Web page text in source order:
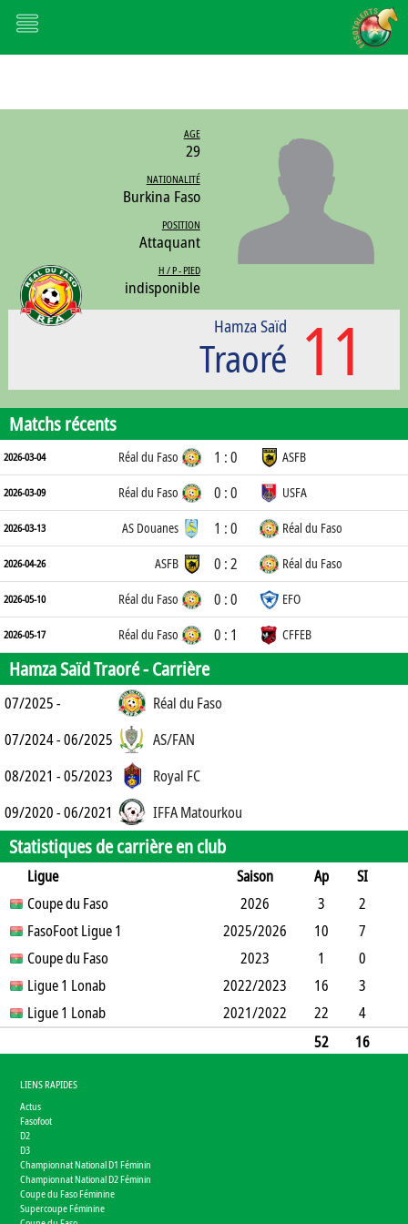
AGE
29
NATIONALITÉ
Burkina Faso
POSITION
Attaquant
H / P - PIED
indisponible
11
Hamza Saïd
Traoré
Matchs récents
2026-03-04 Réal du Faso 1 : 0 ASFB
2026-03-09 Réal du Faso 0 : 0 USFA
2026-03-13 AS Douanes 1 : 0 Réal du Faso
2026-04-26 ASFB 0 : 2 Réal du Faso
2026-05-10 Réal du Faso 0 : 0 EFO
2026-05-17 Réal du Faso 0 : 1 CFFEB
Hamza Saïd Traoré -Carrière
07/2025 -
Réal du Faso
07/2024 - 06/2025
AS/FAN
08/2021 - 05/2023
Royal FC
09/2020 - 06/2021
IFFA Matourkou
Statistiques de carrière en club
Ligue Saison Ap
SI
SO
B B CR Min
Coupe du Faso 2026 3
2
1
2 0 0 0 86
FasoFoot Ligue 1 2025/2026 10
7
3
11 1 0 293
Coupe du Faso 2023 1
0
0
0 1 0 0 90
Ligue 1 Lonab 2022/2023 16
3
7
4 2 1 0 1149
Ligue 1 Lonab 2021/2022 22
4
1588
52
16
LIENS RAPIDES
Actus
Fasofoot
D2
D3
Championnat National D1 Féminin
Championnat National D2 Féminin
Coupe du Faso Féminine
Supercoupe Féminine